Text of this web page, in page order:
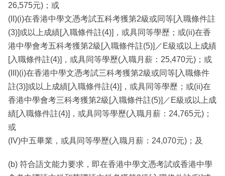
26,575元)；或
(II)(i)在香港中學文憑考試五科考獲第2級或同等[入職條件註
(3)]或以上成績[入職條件註(4)]，或具同等學歷；或(ii)在香
港中學會考五科考獲第2級[入職條件註(5)]／E級或以上成績
[入職條件註(4)]，或具同等學歷(入職月薪：25,470元)；或
(III)(i)在香港中學文憑考試三科考獲第2級或同等[入職條件
註(3)]或以上成績[入職條件註(4)]，或具同等學歷；或(ii)在
香港中學會考三科考獲第2級[入職條件註(5)]／E級或以上成
績[入職條件註(4)]，或具同等學歷(入職月薪：24,765元)；
或
(IV)中五畢業，或具同等學歷(入職月薪：24,070元)；及
(b) 符合語文能力要求，即在香港中學文憑考試或香港中學